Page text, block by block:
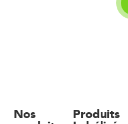
Nos Produits